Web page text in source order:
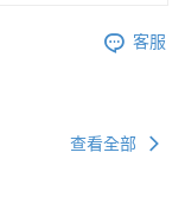
客服
查看全部